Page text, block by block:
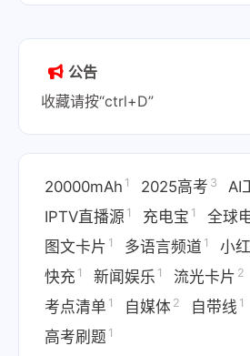
公告
收藏请按“ctrl+D”
20000mAh 1 2025高考 3 AI
IPTV直播源 1 充电宝 1 全球
图文卡片 1 多语言频道 1 小
快充 1 新闻娱乐 1 流光卡片 2
考点清单 1 自媒体 2 自带线 1
高考刷题 1